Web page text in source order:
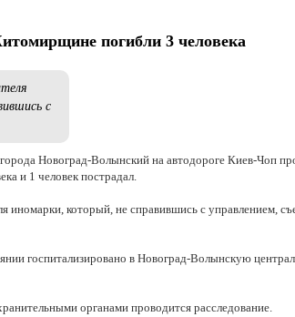
погибли 3 человека
с
Новоград-Волынский на автодороге Киев-Чоп
и 1 человек пострадал.
иномарки, который, не справившись с управлением,
госпитализировано в Новоград-Волынскую
органами проводится расследование.